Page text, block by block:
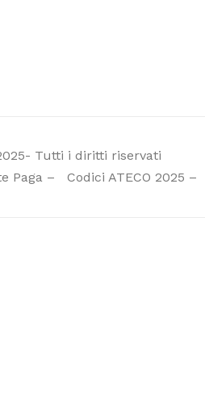
Tutti i diritti riservati
Paga– Codici ATECO 2025 –